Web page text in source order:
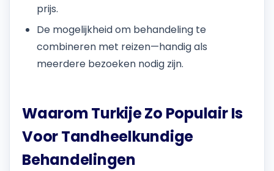
prijs.
De mogelijkheid om behandeling te
combineren met reizen—handig als
meerdere bezoeken nodig zijn.
Waarom Turkije Zo Populair Is
Voor Tandheelkundige
Behandelingen